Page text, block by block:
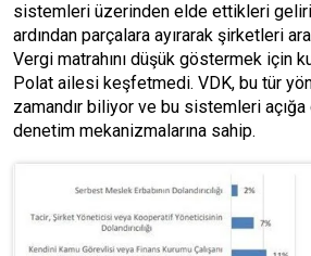
sistemleri üzerinden elde ettikleri
ardından parçalara ayırarak şirketleri
Vergi matrahını düşük göstermek için
Polat ailesi keşfetmedi. VDK, bu tür
zamandır biliyor ve bu sistemleri açığa
denetim mekanizmalarına sahip.